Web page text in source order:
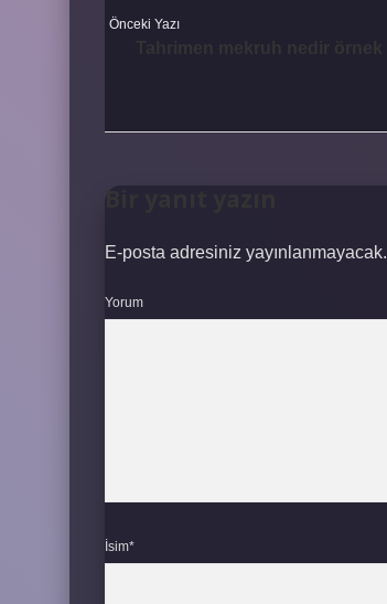
Önceki Yazı
E-posta adresiniz yayınlanmayacak.
Yorum
İsim*